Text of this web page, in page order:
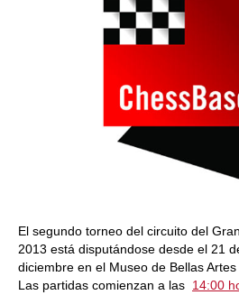
El segundo torneo del circuito del
2013 está disputándose desde el 21
diciembre en el Museo de Bellas Artes
Las partidas comienzan a las 14:00